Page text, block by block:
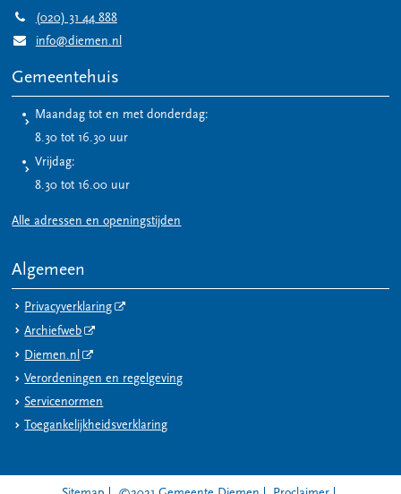
(020) 31 44 888
info@diemen.nl
Gemeentehuis
Maandag tot en met donderdag:
8.30 tot 16.30 uur
Vrijdag:
8.30 tot 16.00 uur
Alle adressen en openingstijden
Algemeen
Privacyverklaring
Archiefweb
Diemen.nl
Verordeningen en regelgeving
Servicenormen
Toegankelijkheidsverklaring